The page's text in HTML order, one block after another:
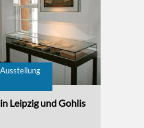
Ausstellung
Leipzig und Gohlis